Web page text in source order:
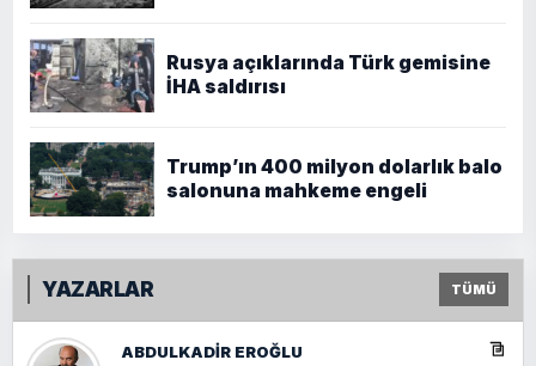
Rusya açıklarında Türk gemisine
İHA saldırısı
Trump’ın 400 milyon dolarlık balo
salonuna mahkeme engeli
YAZARLAR TÜMÜ
ABDULKADIR EROĞLU